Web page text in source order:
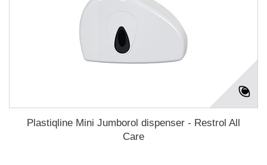
Plastiqline Mini Jumborol dispenser - Restrol All
Care